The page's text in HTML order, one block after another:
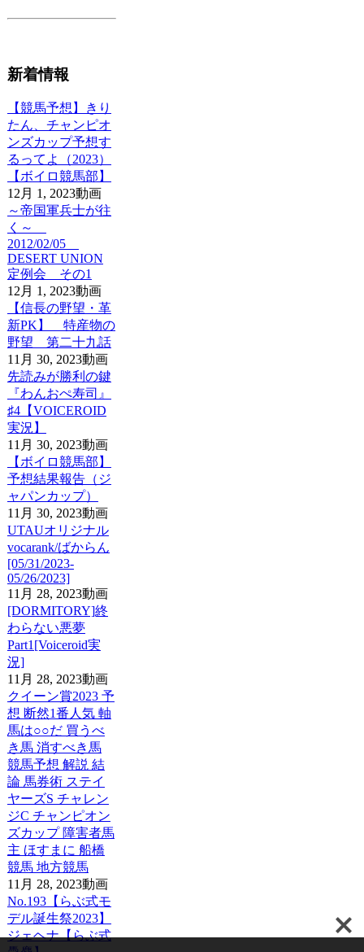
新着情報
【競馬予想】きり
たん、チャンピオ
ンズカップ予想す
るってよ（2023）
【ボイロ競馬部】
12月 1, 2023動画
～帝国軍兵士が往
く～
2012/02/05
DESERT UNION
定例会 その1
12月 1, 2023動画
【信長の野望・革
新PK】 特産物の
野望 第二十九話
11月 30, 2023動画
先読みが勝利の鍵
『わんおぺ寿司』
♯4【VOICEROID
実況】
11月 30, 2023動画
【ボイロ競馬部】
予想結果報告（ジ
ャパンカップ）
11月 30, 2023動画
UTAUオリジナル
vocarank/ばからん
[05/31/2023-
05/26/2023]
11月 28, 2023動画
[DORMITORY]終
わらない悪夢
Part1[Voiceroid実
況]
11月 28, 2023動画
クイーン賞2023 予
想 断然1番人気 軸
馬は○○だ 買うべ
き馬 消すべき馬
競馬予想 解説 結
論 馬券術 ステイ
ヤーズS チャレン
ジC チャンピオン
ズカップ 障害者馬
主 ほすまに 船橋
競馬 地方競馬
11月 28, 2023動画
No.193【らぶ式モ
デル誕生祭2023】
ジェヘナ【らぶ式